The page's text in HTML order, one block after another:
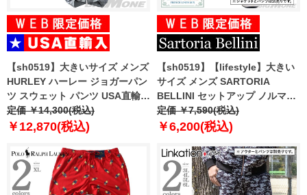
【sh0519】大きいサイズ メンズ
HURLEY ハーレー ジョガーパン
ツ スウェット パンツ USA直輸入
mpt0001040
定価 ￥14,300(税込)
￥12,870(税込)
【sh0519】【lifestyle】大きい
サイズ メンズ SARTORIA
BELLINI セットアップ ノルマン
ディー リネン ワンタック パンツ
麻混 ストレッチ 軽量 ウォッシャ
定価 ￥7,590(税込)
￥6,200(税込)